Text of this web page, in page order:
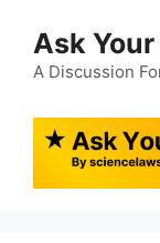
Ask
A Discussion